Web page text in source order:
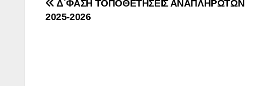
Πλοήγηση
Δ΄ΦΑΣΗ ΤΟΠΟΘΕΤΗΣΕΙΣ ΑΝΑΠΛΗΡΩΤΩΝ
2025-2026